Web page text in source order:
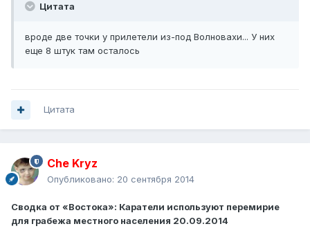
Цитата
вроде две точки у прилетели из-под Волновахи... У них
еще 8 штук там осталось
Цитата
Che Kryz
Опубликовано: 20 сентября 2014
Сводка от «Востока»: Каратели используют перемирие
для грабежа местного населения 20.09.2014